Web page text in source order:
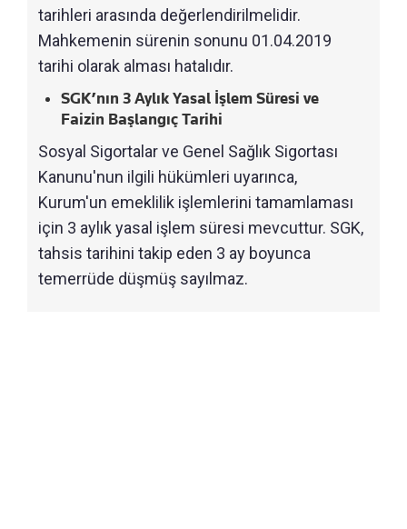
tarihleri arasında değerlendirilmelidir.
Mahkemenin sürenin sonunu 01.04.2019
tarihi olarak alması hatalıdır.
SGK’nın 3 Aylık Yasal İşlem Süresi ve
Faizin Başlangıç Tarihi
Sosyal Sigortalar ve Genel Sağlık Sigortası
Kanunu'nun ilgili hükümleri uyarınca,
Kurum'un emeklilik işlemlerini tamamlaması
için 3 aylık yasal işlem süresi mevcuttur. SGK,
tahsis tarihini takip eden 3 ay boyunca
temerrüde düşmüş sayılmaz.